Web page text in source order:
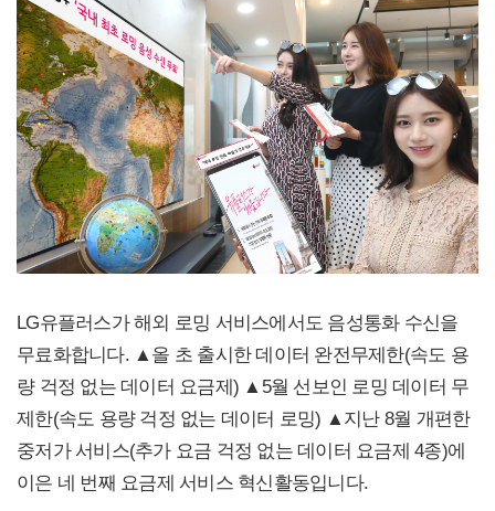
LG유플러스가 해외 로밍 서비스에서도 음성통화 수신을
무료화합니다. ▲올 초 출시한 데이터 완전무제한(속도 용
량 걱정 없는 데이터 요금제) ▲5월 선보인 로밍 데이터 무
제한(속도 용량 걱정 없는 데이터 로밍) ▲지난 8월 개편한
중저가 서비스(추가 요금 걱정 없는 데이터 요금제 4종)에
이은 네 번째 요금제 서비스 혁신활동입니다.